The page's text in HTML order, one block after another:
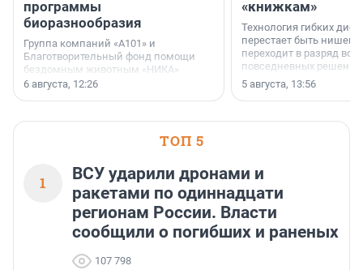
программы
биоразнообразия
Группа компаний «А101» и
Благотворительный фонд помощи
бездомным животным «НИКА»
заключили соглашение о
6 августа, 12:26
«книжкам»
Технология гибких
перестает быть
переходит в разряд
повседневных
5 августа, 13:56
ТОП 5
1
ВСУ ударили дронами и
ракетами по одиннадцати
регионам России. Власти
сообщили о погибших и раненых
107 798